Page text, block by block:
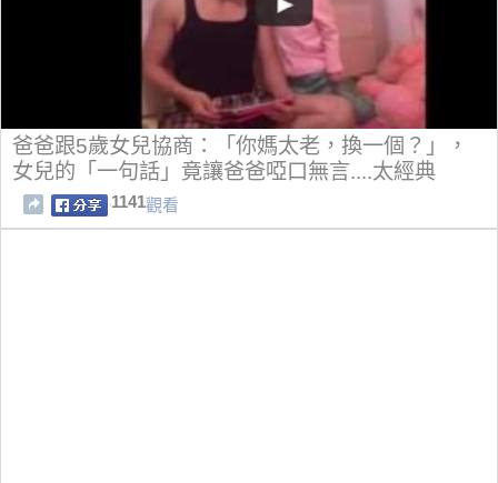
爸爸跟5歲女兒協商：「你媽太老，換一個？」，
女兒的「一句話」竟讓爸爸啞口無言....太經典
了！！
1141觀看